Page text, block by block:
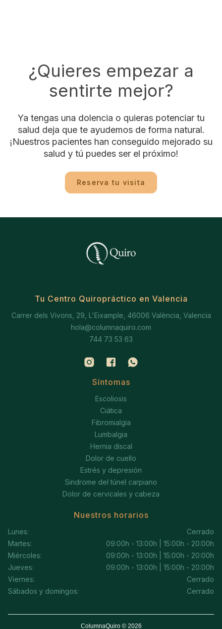
¿Quieres empezar a
sentirte mejor?
Ya tengas una dolencia o quieras potenciar tu
salud deja que te ayudemos de forma natural.
¡Nuestros pacientes han conseguido mejorado su
salud y tú puedes ser el próximo!
Reserva tu visita
Tu Centro Quiropráctico en Valencia
Carrer dels Vivons, 29, L'Eixample, 46006 València, Valencia
hola@columnaquiro.com
744 73 53 63
Síntomas
Escoliosis
Ciática
Fibromialgia
Lumbalgia
Hernia discal
Dolor de cuello
Estrés y depresión
Sindrome del túnel carpiano
Dolor de cervicales y cabeza
Nuestros horarios
Lunes:
Cerrado
Martes:
09:00h - 13:00h | 15:00h - 20:00h
Miércoles:
09:00h - 13:00h | 15:00h - 20:00h
Jueves:
09:00h - 13:00h | 15:00h - 20:00h
Viernes:
Cerrado
Sábados y domingos:
Cerrado
ColumnaQuiro © 2026